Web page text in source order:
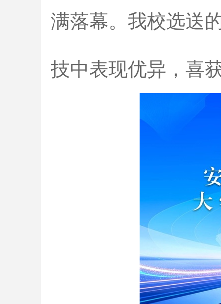
满落幕。我校选送
技中表现优异，喜